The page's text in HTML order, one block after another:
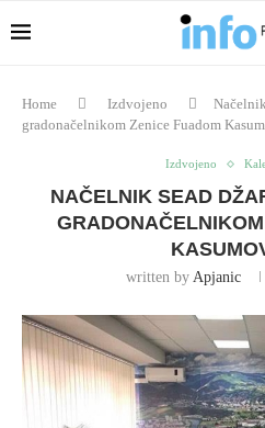
Home Izdvojeno
gradonačelnikom Zenice Fuadom
Izdvojeno
NAČELNIK SEAD
written by Apjanic